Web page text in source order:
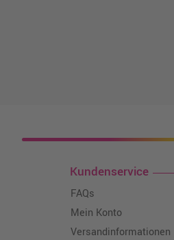
Kundenservice
FAQs
Mein Konto
Versandinformationen